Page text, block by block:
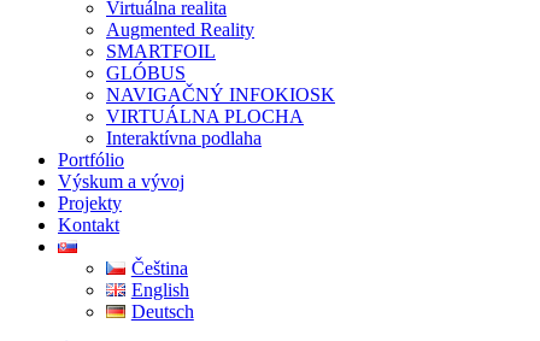
Virtuálna realita
Augmented Reality
SMARTFOIL
GLÓBUS
NAVIGAČNÝ INFOKIOSK
VIRTUÁLNA PLOCHA
Interaktívna podlaha
Portfólio
Výskum a vývoj
Projekty
Kontakt
Čeština
English
Deutsch